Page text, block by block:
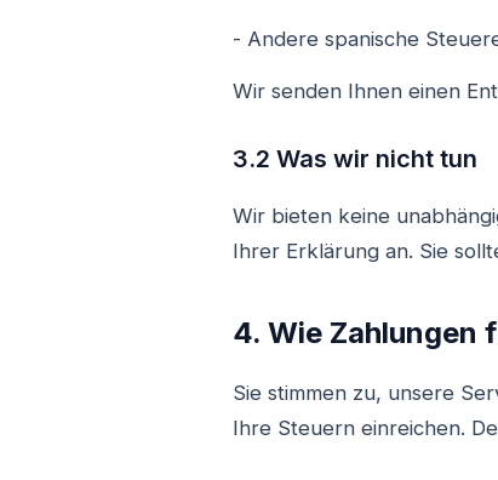
- Andere spanische
Wir senden Ihnen einen
3.2 Was wir nicht tun
Wir bieten keine
Ihrer Erklärung an. Sie
4. Wie Zahlungen
Sie stimmen zu, unsere
Ihre Steuern einreichen.